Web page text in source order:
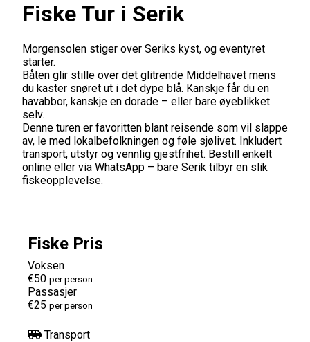
Fiske Tur i Serik
Morgensolen stiger over Seriks kyst, og eventyret
starter.
Båten glir stille over det glitrende Middelhavet mens
du kaster snøret ut i det dype blå. Kanskje får du en
havabbor, kanskje en dorade – eller bare øyeblikket
selv.
Denne turen er favoritten blant reisende som vil slappe
av, le med lokalbefolkningen og føle sjølivet. Inkludert
transport, utstyr og vennlig gjestfrihet. Bestill enkelt
online eller via WhatsApp – bare Serik tilbyr en slik
fiskeopplevelse.
Fiske Pris
Voksen
€50 per person
Passasjer
€25 per person
Transport